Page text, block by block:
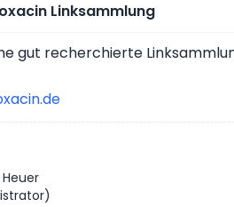
Linksammlung
gut recherchierte